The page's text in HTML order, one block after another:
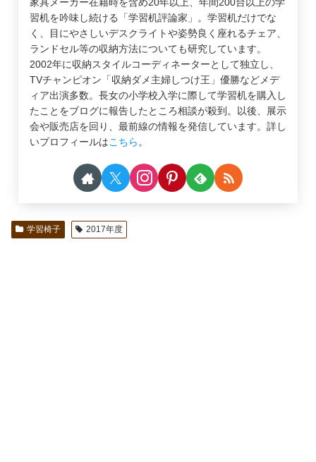
家具メーカー在籍時を含め20年以上、年間200台以上の学
習机を吟味し続ける「学習机評論家」。学習机だけでな
く、目にやさしいデスクライトや姿勢良く座れるチェア、
ランドセル等の収納方法についても研究しています。
2002年に収納スタイルコーディネーターとして独立し、
TVチャンピオン「収納ダメ主婦しつけ王」優勝などメデ
ィア出演多数。長女の小学校入学に際して学習机を購入し
たことをブログに報告したところ相談が殺到。以後、展示
会や販売店を回り、最前線の情報を発信しています。詳し
いプロフィールはこちら。
学習椅子 2017年度